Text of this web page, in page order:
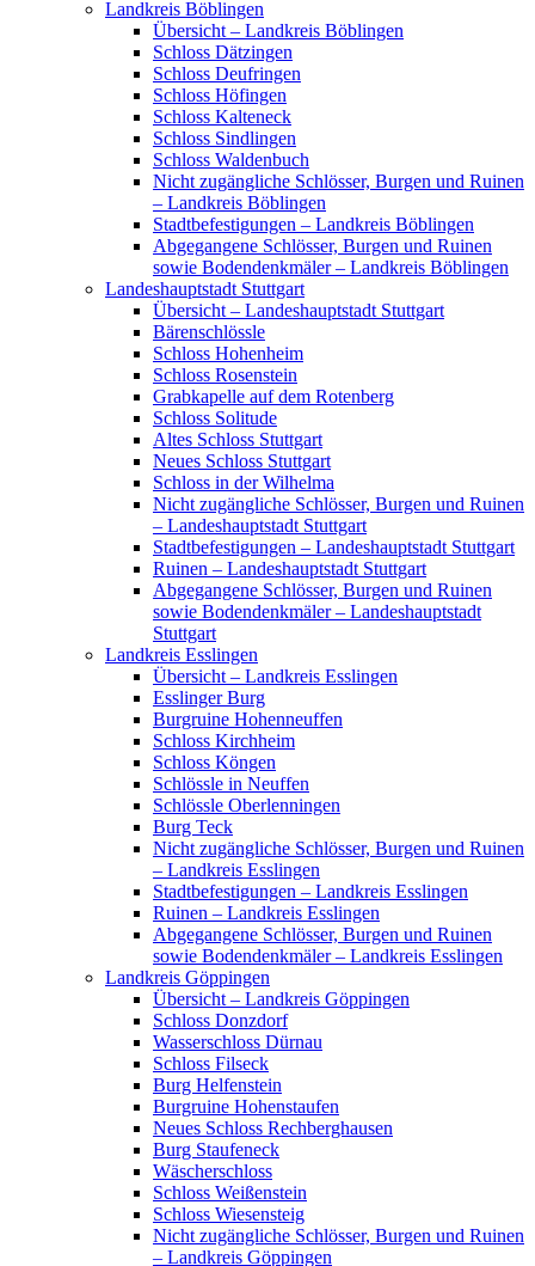
Landkreis Böblingen
Übersicht – Landkreis Böblingen
Schloss Dätzingen
Schloss Deufringen
Schloss Höfingen
Schloss Kalteneck
Schloss Sindlingen
Schloss Waldenbuch
Nicht zugängliche Schlösser, Burgen und Ruinen
– Landkreis Böblingen
Stadtbefestigungen – Landkreis Böblingen
Abgegangene Schlösser, Burgen und Ruinen
sowie Bodendenkmäler – Landkreis Böblingen
Landeshauptstadt Stuttgart
Übersicht – Landeshauptstadt Stuttgart
Bärenschlössle
Schloss Hohenheim
Schloss Rosenstein
Grabkapelle auf dem Rotenberg
Schloss Solitude
Altes Schloss Stuttgart
Neues Schloss Stuttgart
Schloss in der Wilhelma
Nicht zugängliche Schlösser, Burgen und Ruinen
– Landeshauptstadt Stuttgart
Stadtbefestigungen – Landeshauptstadt Stuttgart
Ruinen – Landeshauptstadt Stuttgart
Abgegangene Schlösser, Burgen und Ruinen
sowie Bodendenkmäler – Landeshauptstadt
Stuttgart
Landkreis Esslingen
Übersicht – Landkreis Esslingen
Esslinger Burg
Burgruine Hohenneuffen
Schloss Kirchheim
Schloss Köngen
Schlössle in Neuffen
Schlössle Oberlenningen
Burg Teck
Nicht zugängliche Schlösser, Burgen und Ruinen
– Landkreis Esslingen
Stadtbefestigungen – Landkreis Esslingen
Ruinen – Landkreis Esslingen
Abgegangene Schlösser, Burgen und Ruinen
sowie Bodendenkmäler – Landkreis Esslingen
Landkreis Göppingen
Übersicht – Landkreis Göppingen
Schloss Donzdorf
Wasserschloss Dürnau
Schloss Filseck
Burg Helfenstein
Burgruine Hohenstaufen
Neues Schloss Rechberghausen
Burg Staufeneck
Wäscherschloss
Schloss Weißenstein
Schloss Wiesensteig
Nicht zugängliche Schlösser, Burgen und Ruinen
– Landkreis Göppingen